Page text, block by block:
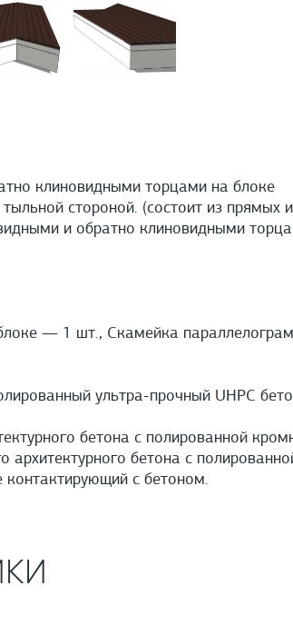
клиновидными торцами на блоке
стороной. (состоит из прямых
и обратно клиновидными
— 1 шт., Скамейка
ультра-прочный UHPС
бетона с полированной
архитектурного бетона с
с бетоном.